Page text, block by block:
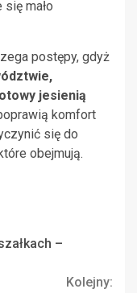
mało
postępy, gdyż
jesienią
komfort
się do
obejmują.
–
Kolejny: